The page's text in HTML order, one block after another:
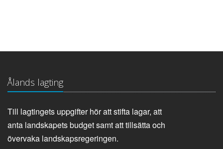
Ålands lagting
Till lagtingets uppgifter hör att stifta lagar, att
anta landskapets budget samt att tillsätta och
övervaka landskapsregeringen.